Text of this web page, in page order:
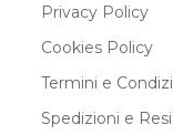
Privacy Policy
Cookies Policy
Termini e
Spedizioni e Resi